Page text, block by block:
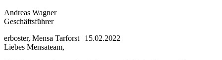
Andreas Wagner
Geschäftsführer
erboster, Mensa Tarforst | 15.02.2022
Liebes Mensateam,